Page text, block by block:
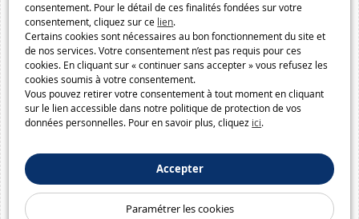
consentement. Pour le détail de ces finalités fondées sur votre
consentement, cliquez sur ce lien.
Certains cookies sont nécessaires au bon fonctionnement du site et
de nos services. Votre consentement n’est pas requis pour ces
cookies. En cliquant sur « continuer sans accepter » vous refusez les
cookies soumis à votre consentement.
Vous pouvez retirer votre consentement à tout moment en cliquant
sur le lien accessible dans notre politique de protection de vos
données personnelles. Pour en savoir plus, cliquez ici.
Accepter
Paramétrer les cookies